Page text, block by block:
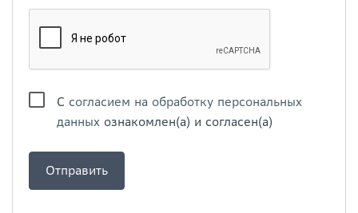
С согласием на обработку персональных
данных ознакомлен(а) и согласен(а)